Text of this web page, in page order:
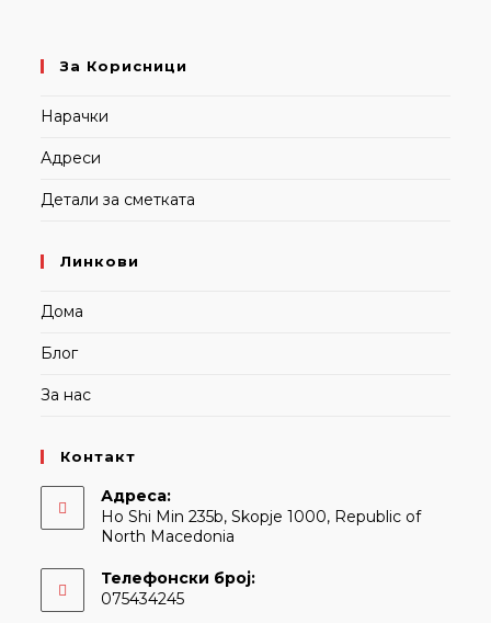
За Корисници
Нарачки
Адреси
Детали за сметката
Линкови
Дома
Блог
За нас
Контакт
Адреса:
Ho Shi Min 235b, Skopje 1000, Republic of
North Macedonia
Телефонски број:
075434245